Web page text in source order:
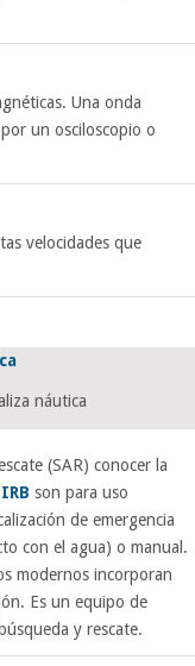
Una onda
un osciloscopio o
velocidades que
náutica
(SAR) conocer la
son para uso
de emergencia
con el agua) o manual.
modernos incorporan
Es un equipo de
y rescate.